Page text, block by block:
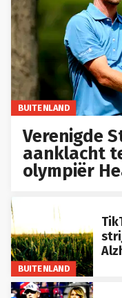
BUITENLAND
Verenigde
aanklacht
olympiër
BUITENLAND